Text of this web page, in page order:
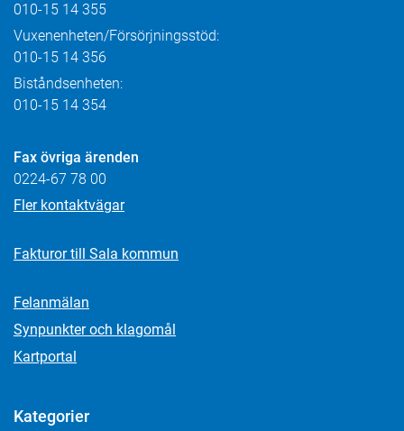
010-15 14 355
Vuxenenheten/Försörjningsstöd:
010-15 14 356
Biståndsenheten:
010-15 14 354
Fax övriga ärenden
0224-67 78 00
Fler kontaktvägar
Fakturor till Sala kommun
Felanmälan
Synpunkter och klagomål
Kartportal
Kategorier